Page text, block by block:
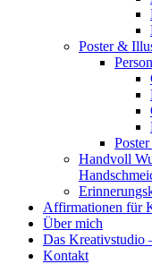
Poster &
Handvoll
Affirmationen für
Über mich
Das Kreativstudio
Kontakt